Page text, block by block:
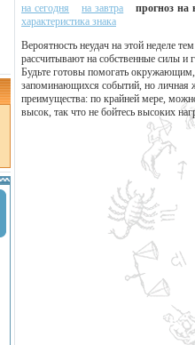
на сегодня на завтра
прогноз на
характеристика знака
Вероятность неудач на этой неделе
рассчитывают на собственные силы и
Будьте готовы помогать
запоминающихся событий, но личная
преимущества: по крайней мере,
высок, так что не бойтесь высоких